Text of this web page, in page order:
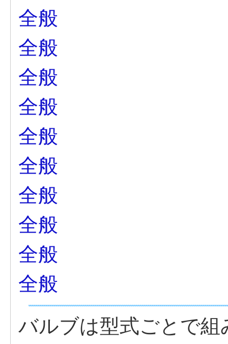
全般
全般
全般
全般
全般
全般
全般
全般
全般
全般
バルブは型式ごとで